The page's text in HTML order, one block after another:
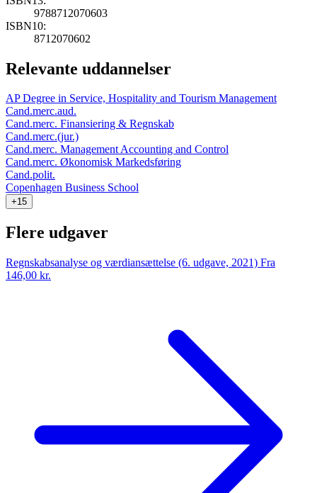
9788712070603
ISBN10:
8712070602
Relevante uddannelser
AP Degree in Service, Hospitality and Tourism Management
Cand.merc.aud.
Cand.merc. Finansiering & Regnskab
Cand.merc.(jur.)
Cand.merc. Management Accounting and Control
Cand.merc. Økonomisk Markedsføring
Cand.polit.
Copenhagen Business School
+15
Flere udgaver
Regnskabsanalyse og værdiansættelse (6. udgave, 2021) Fra
146,00 kr.